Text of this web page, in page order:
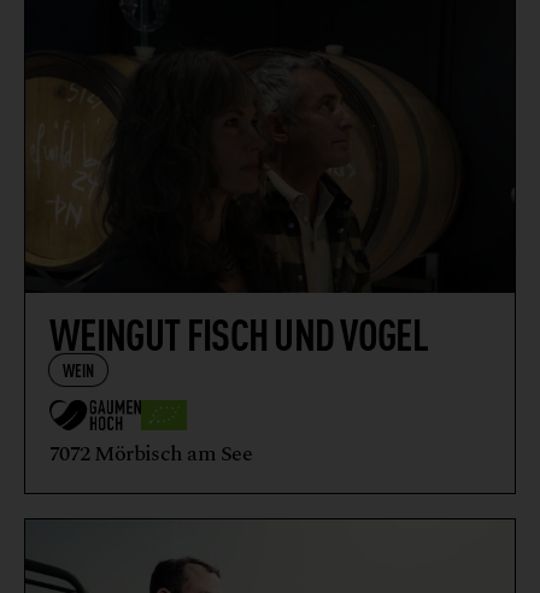
WEINGUT FISCH UND VOGEL
WEIN
7072 Mörbisch am See